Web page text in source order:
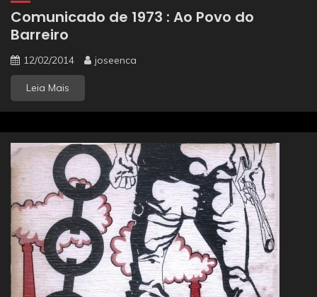
Comunicado de 1973 : Ao Povo do
Barreiro
12/02/2014 joseenca
Leia Mais